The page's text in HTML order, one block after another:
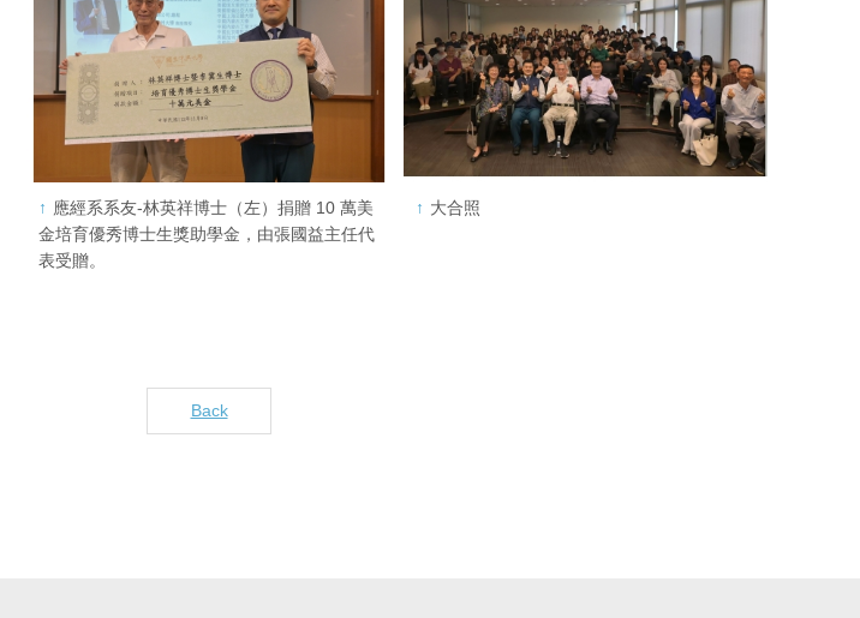
應經系系友-林英祥博士（左）捐贈 10 萬美
金培育優秀博士生獎助學金，由張國益主任代
表受贈。
大合照
Back